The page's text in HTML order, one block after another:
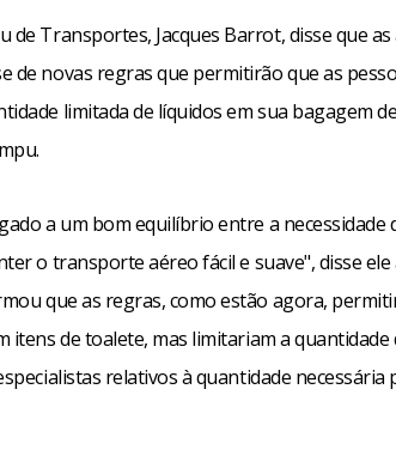
de Transportes, Jacques Barrot, disse que
de novas regras que permitirão que as
limitada de líquidos em sua bagagem
a um bom equilíbrio entre a necessidade
o transporte aéreo fácil e suave", disse
que as regras, como estão agora,
itens de toalete, mas limitariam a quantidade
relativos à quantidade necessária